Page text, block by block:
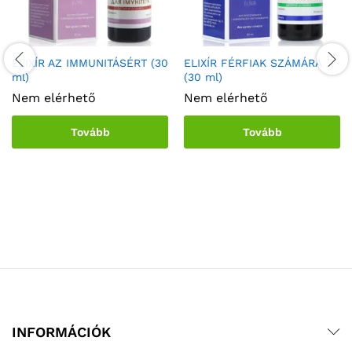
ELIXÍR AZ IMMUNITÁSÉRT (30
ml)
Nem elérhető
Tovább
ELIXÍR FÉRFIAK SZÁMÁRA
(30 ml)
Nem elérhető
Tovább
INFORMÁCIÓK